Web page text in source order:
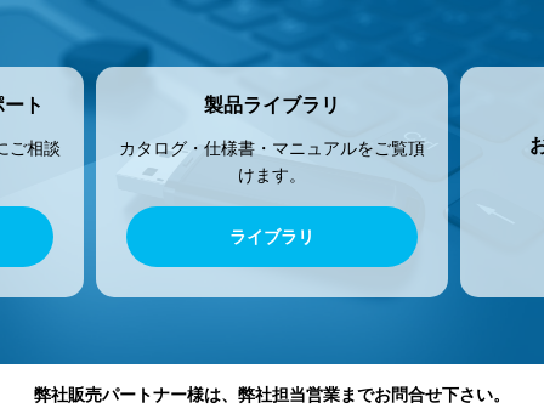
ト
ご相談
製品ライブラリ
カタログ・仕様書・マニュアルをご覧頂
けます。
ライブラリ
弊社販売パートナー様は、弊社担当営業までお問合せ下さい。